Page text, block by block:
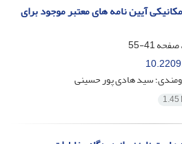
آیین نامه های معتبر موجود برای
41-55
سید هادی پور حسینی
1.45